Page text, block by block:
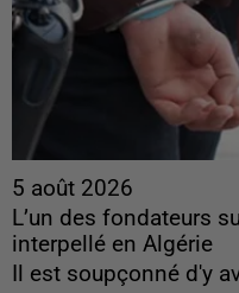
5 août 2026
L’un des fondateurs
interpellé en Algérie
Il est soupçonné d'y